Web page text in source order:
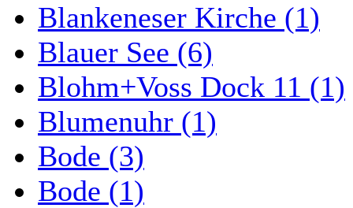
Blankeneser Kirche (1)
Blauer See (6)
Blohm+Voss Dock 11 (1)
Blumenuhr (1)
Bode (3)
Bode (1)